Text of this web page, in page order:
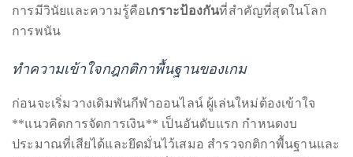
Travel
Expert,
Wells,
circumnavigated
การมีวินัยและความรู้คือเกราะป้องกันที่สำคัญที่สุดในโลก
การพนัน
ทำความเข้าใจกฎกติกาพื้นฐานของเกม
ก่อนจะเริ่มวางเดิมพันกีฬาออนไลน์ ผู้เล่นใหม่ต้องเข้าใจ
**แนวคิดการจัดการเงิน** เป็นอันดับแรก กำหนดงบ
ประมาณที่เสียได้และยึดมั่นไว้เสมอ สำรวจกติกาพื้นฐานและ